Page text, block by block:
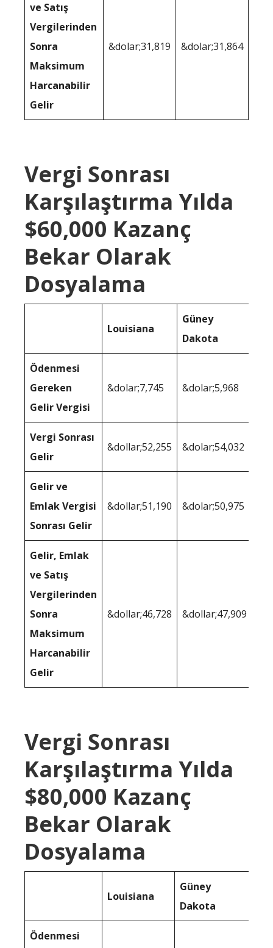
ve Satış
Vergilerinden
Sonra
Maksimum
Harcanabilir
Gelir
&dolar;31,819 &dolar;31,864
Vergi Sonrası
Karşılaştırma Yılda
$60,000 Kazanç
Bekar Olarak
Dosyalama
Louisiana
Güney
Dakota
Ödenmesi
Gereken
Gelir Vergisi
&dolar;7,745 &dolar;5,968
Vergi Sonrası
Gelir
&dollar;52,255 &dolar;54,032
Gelir ve
Emlak Vergisi
Sonrası Gelir
&dollar;51,190 &dolar;50,975
Gelir, Emlak
ve Satış
Vergilerinden
Sonra
Maksimum
Harcanabilir
Gelir
&dollar;46,728 &dollar;47,909
Vergi Sonrası
Karşılaştırma Yılda
$80,000 Kazanç
Bekar Olarak
Dosyalama
Louisiana
Güney
Dakota
Ödenmesi